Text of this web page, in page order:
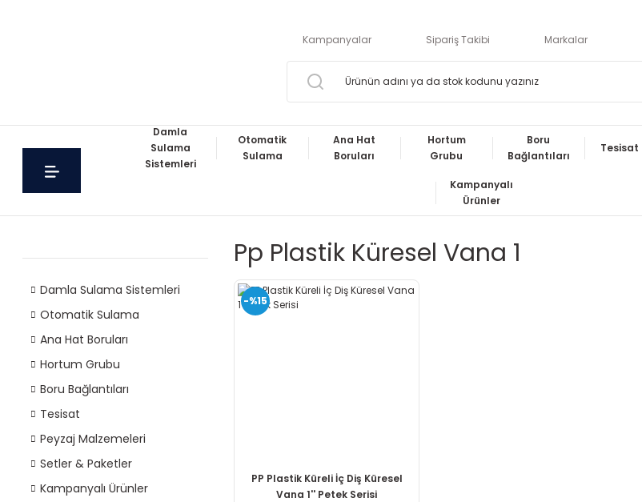
Kampanyalar Sipariş Takibi Markalar
Damla
Sulama
Sistemleri
Otomatik
Sulama
Ana Hat
Boruları
Hortum
Grubu
Boru
Bağlantıları
Tesisat
Kampanyalı
Ürünler
Damla Sulama Sistemleri
Otomatik Sulama
Ana Hat Boruları
Hortum Grubu
Boru Bağlantıları
Tesisat
Peyzaj Malzemeleri
Setler & Paketler
Kampanyalı Ürünler
Pp Plastik Küresel Vana 1
-%15
PP Plastik Küreli İç Diş Küresel
Vana 1'' Petek Serisi